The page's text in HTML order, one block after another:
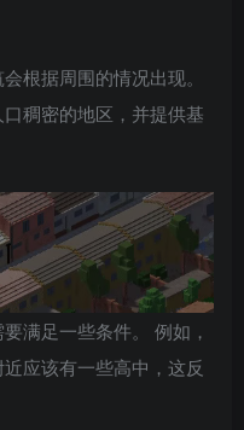
根据周围的情况出现。
稠密的地区，并提供基
满足一些条件。 例如，
应该有一些高中，这反